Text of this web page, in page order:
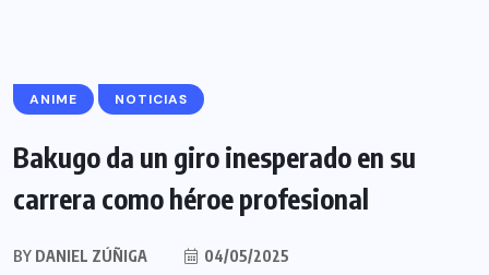
ANIME NOTICIAS
Bakugo da un giro inesperado en su
carrera como héroe profesional
BY DANIEL ZÚÑIGA
04/05/2025